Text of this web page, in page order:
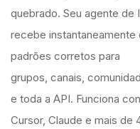
quebrado. Seu agente de
recebe instantaneamente
padrões corretos para
grupos, canais,
e toda a API. Funciona
Cursor, Claude e mais de